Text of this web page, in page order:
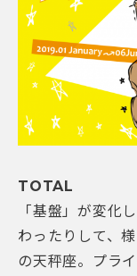
TOTAL
「基盤」が変化
わったりして、
の天秤座。プラ